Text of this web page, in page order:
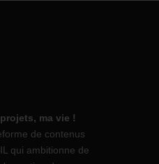
ma vie !
de contenus
qui ambitionne de